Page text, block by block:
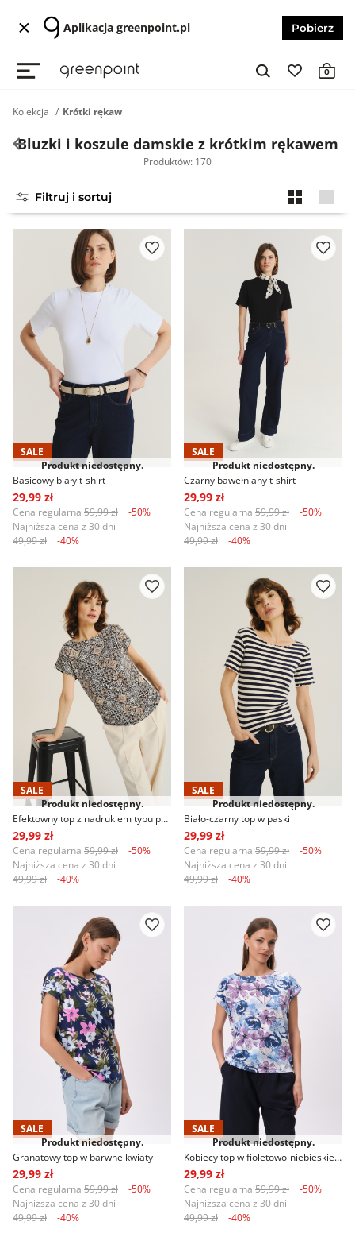
Aplikacja greenpoint.pl Pobierz
0
Kolekcja Krótki rękaw
Bluzki i koszule damskie z krótkim rękawem
Produktów: 170
Filtruj i sortuj
SALE
Produkt niedostępny.
Basicowy biały t-shirt
29,99 zł
Cena regularna 59,99 zł
-50%
Najniższa cena z 30 dni
49,99 zł
-40%
SALE
Produkt niedostępny.
Czarny bawełniany t-shirt
29,99 zł
Cena regularna 59,99 zł
-50%
Najniższa cena z 30 dni
49,99 zł
-40%
SALE
Produkt niedostępny.
29,99 zł
Cena regularna 59,99 zł
-50%
Najniższa cena z 30 dni
49,99 zł
-40%
SALE
Produkt niedostępny.
Biało-czarny top w paski
29,99 zł
Cena regularna 59,99 zł
-50%
Najniższa cena z 30 dni
49,99 zł
-40%
SALE
Produkt niedostępny.
Granatowy top w barwne kwiaty
29,99 zł
Cena regularna 59,99 zł
-50%
Najniższa cena z 30 dni
49,99 zł
-40%
SALE
Produkt niedostępny.
29,99 zł
Cena regularna 59,99 zł
-50%
Najniższa cena z 30 dni
49,99 zł
-40%